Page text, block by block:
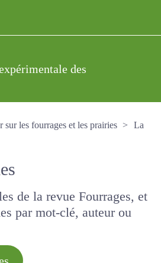
expérimentale des
sur les fourrages et les prairies
de la revue Fourrages, et
par mot-clé, auteur ou